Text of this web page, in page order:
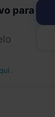
para
.